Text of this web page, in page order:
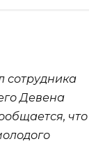
сотрудника
Девена
что